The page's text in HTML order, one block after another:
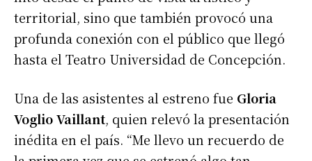
territorial, sino que también provocó una
profunda conexión con el público que llegó
hasta el Teatro Universidad de Concepción.
Una de las asistentes al estreno fue Gloria
Voglio Vaillant, quien relevó la presentación
inédita en el país. “Me llevo un recuerdo de